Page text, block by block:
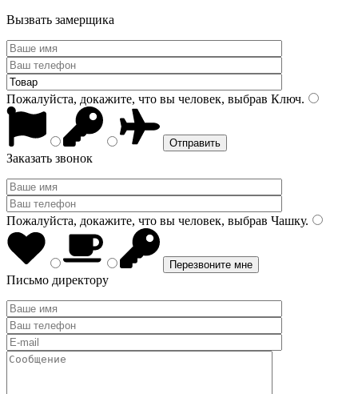
Вызвать замерщика
Пожалуйста, докажите, что вы человек, выбрав Ключ.
Заказать звонок
Пожалуйста, докажите, что вы человек, выбрав Чашку.
Письмо директору